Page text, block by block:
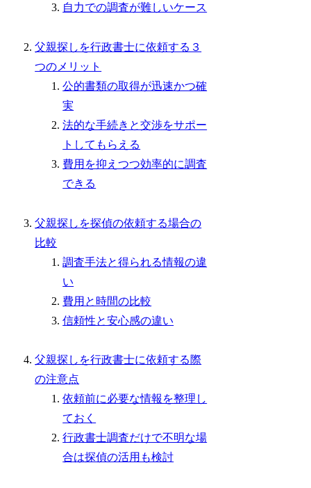
自力での調査が難しいケース
父親探しを行政書士に依頼する３
つのメリット
公的書類の取得が迅速かつ確
実
法的な手続きと交渉をサポー
トしてもらえる
費用を抑えつつ効率的に調査
できる
父親探しを探偵の依頼する場合の
比較
調査手法と得られる情報の違
い
費用と時間の比較
信頼性と安心感の違い
父親探しを行政書士に依頼する際
の注意点
依頼前に必要な情報を整理し
ておく
行政書士調査だけで不明な場
合は探偵の活用も検討